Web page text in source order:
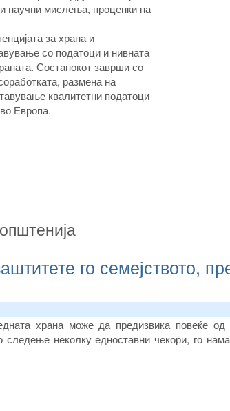
научни мислења, проценки на
за храна и
со податоци и нивната
Состанокот заврши со
размена на
квалитетни податоци
Европа.
го семејството,
храна може да предизвика повеќе
следење неколку едноставни чекори, го